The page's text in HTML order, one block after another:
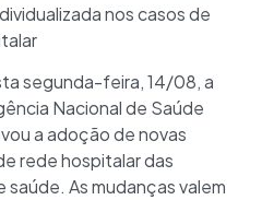
nos casos de
segunda-feira, 14/08, a
Nacional de Saúde
a adoção de novas
rede hospitalar das
As mudanças valem